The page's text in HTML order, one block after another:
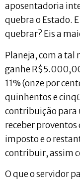
aposentadoria
quebra o Estado.
quebrar? Eis a
Planeja, com a tal
ganhe
11% (onze por
quinhentos e
contribuição para
receber proventos
imposto e o
contribuir, assim
O que o servidor